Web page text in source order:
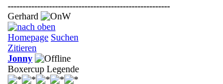
-------------------------------------------------------
Gerhard
Homepage Suchen
Zitieren
Jonny
Boxercup Legende